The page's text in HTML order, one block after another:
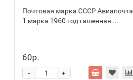
Почтовая марка СССР Авиапочта
1 марка 1960 год гашенная ...
60р.
+
-